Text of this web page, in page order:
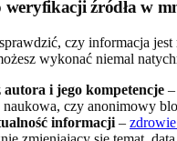
źródła w
czy informacja jest
wykonać niemal
autora i jego kompetencje
naukowa, czy anonimowy
informacji –